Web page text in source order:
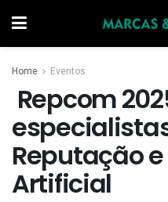
Home Eventos
Repcom
Reputação
Artificial